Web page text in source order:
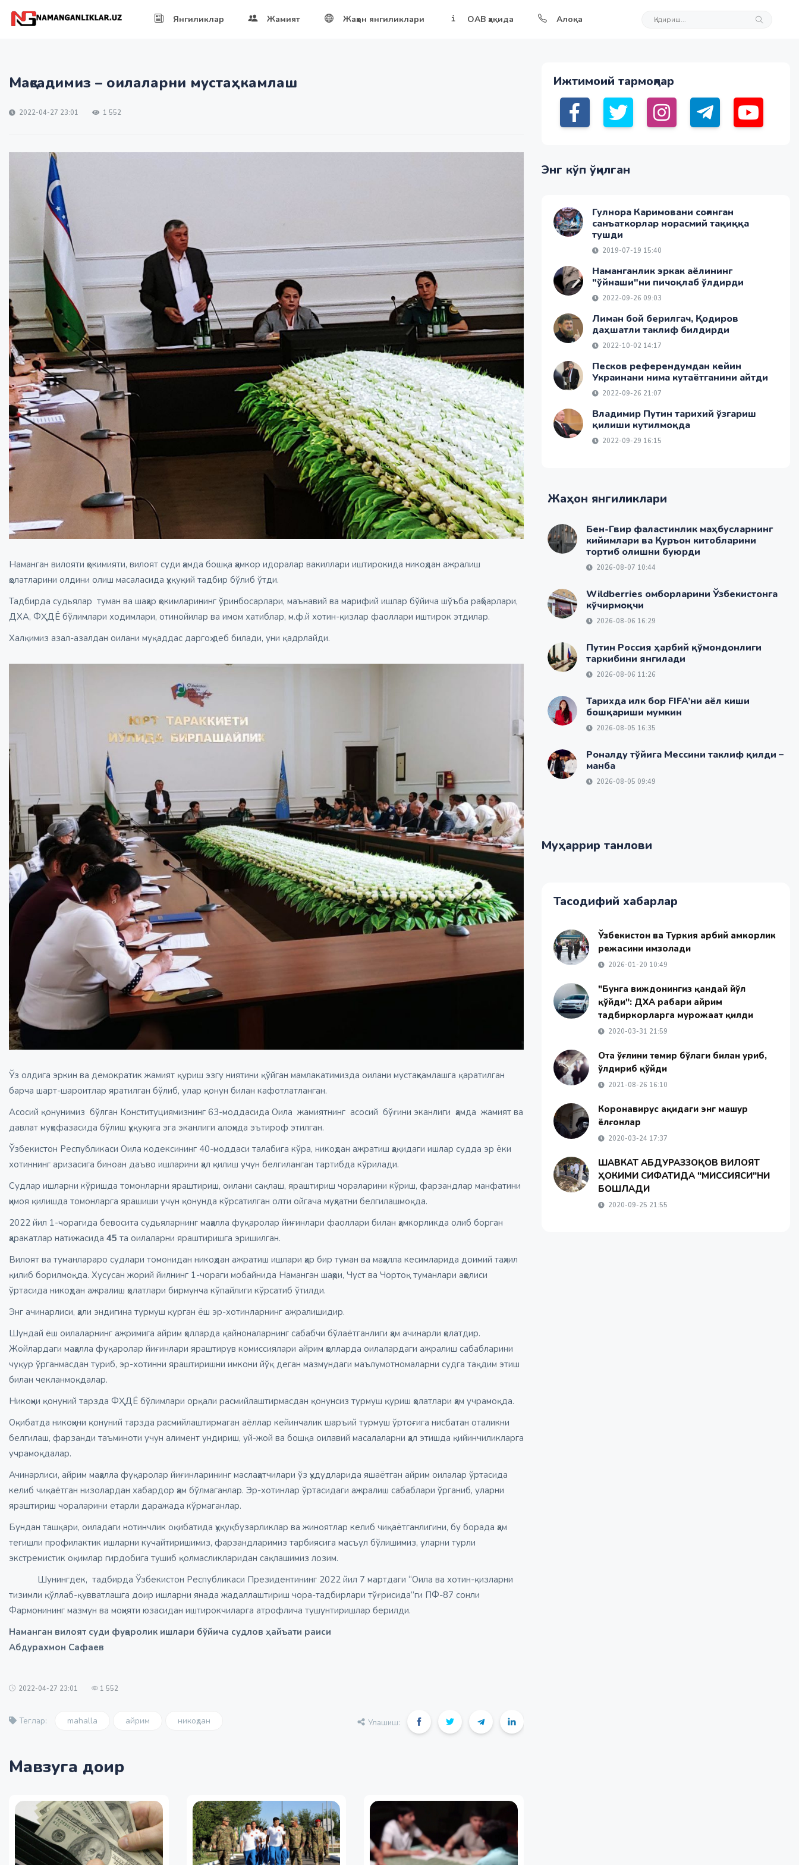
Янгиликлар Жамият Жаҳон янгиликлари ОАВ ҳақида Алоқа
Мақсадимиз – оилаларни мустаҳкамлаш
2022-04-27 23:01 1 552
Наманган вилояти ҳокимияти, вилоят суди ҳамда бошқа ҳамкор идоралар вакиллари иштирокида никоҳдан ажралиш
ҳолатларини олдини олиш масаласида ҳуқуқий тадбир бўлиб ўтди.
Тадбирда судьялар туман ва шаҳар ҳокимларининг ўринбосарлари, маънавий ва марифий ишлар бўйича шўъба раҳбарлари,
ДХА, ФҲДЁ бўлимлари ходимлари, отинойилар ва имом хатиблар, м.ф.й хотин-қизлар фаоллари иштирок этдилар.
Халқимиз азал-азалдан оилани муқаддас даргоҳ деб билади, уни қадрлайди.
Ўз олдига эркин ва демократик жамият қуриш эзгу ниятини қўйган мамлакатимизда оилани мустаҳкамлашга қаратилган
барча шарт-шароитлар яратилган бўлиб, улар қонун билан кафотлатланган.
Асосий қонунимиз бўлган Конституциямизнинг 63-моддасида Оила жамиятнинг асосий бўғини эканлиги ҳамда жамият ва
давлат муҳофазасида бўлиш ҳуқуқига эга эканлиги алоҳида эътироф этилган.
Ўзбекистон Республикаси Оила кодексининг 40-моддаси талабига кўра, никоҳдан ажратиш ҳақидаги ишлар судда эр ёки
хотиннинг аризасига биноан даъво ишларини ҳал қилиш учун белгиланган тартибда кўрилади.
Судлар ишларни кўришда томонларни яраштириш, оилани сақлаш, яраштириш чораларини кўриш, фарзандлар манфатини
ҳимоя қилишда томонларга ярашиши учун қонунда кўрсатилган олти ойгача муҳлатни белгилашмоқда.
2022 йил 1-чорагида бевосита судьяларнинг маҳалла фуқаролар йиғинлари фаоллари билан ҳамкорликда олиб борган
ҳаракатлар натижасида 45 та оилаларни яраштиришга эришилган.
Вилоят ва туманлараро судлари томонидан никоҳдан ажратиш ишлари ҳар бир туман ва маҳалла кесимларида доимий таҳлил
қилиб борилмоқда. Хусусан жорий йилнинг 1-чораги мобайнида Наманган шаҳри, Чуст ва Чортоқ туманлари аҳолиси
ўртасида никоҳдан ажралиш ҳолатлари бирмунча кўпайлиги кўрсатиб ўтилди.
Энг ачинарлиси, ҳали эндигина турмуш қурган ёш эр-хотинларнинг ажралишидир.
Шундай ёш оилаларнинг ажримига айрим ҳолларда қайноналарнинг сабабчи бўлаётганлиги ҳам ачинарли ҳолатдир.
Жойлардаги маҳалла фуқаролар йиғинлари яраштирув комиссиялари айрим ҳолларда оилалардаги ажралиш сабабларини
чуқур ўрганмасдан туриб, эр-хотинни яраштиришни имкони йўқ деган мазмундаги маълумотномаларни судга тақдим этиш
билан чекланмоқдалар.
Никоҳни қонуний тарзда ФҲДЁ бўлимлари орқали расмийлаштирмасдан қонунсиз турмуш қуриш ҳолатлари ҳам учрамоқда.
Оқибатда никоҳини қонуний тарзда расмийлаштирмаган аёллар кейинчалик шаръий турмуш ўртоғига нисбатан оталикни
белгилаш, фарзанди таъминоти учун алимент ундириш, уй-жой ва бошқа оилавий масалаларни ҳал этишда қийинчиликларга
учрамоқдалар.
Ачинарлиси, айрим маҳалла фуқаролар йиғинларининг маслаҳатчилари ўз ҳудудларида яшаётган айрим оилалар ўртасида
келиб чиқаётган низолардан хабардор ҳам бўлмаганлар. Эр-хотинлар ўртасидаги ажралиш сабаблари ўрганиб, уларни
яраштириш чораларини етарли даражада кўрмаганлар.
Бундан ташқари, оиладаги нотинчлик оқибатида ҳуқуқбузарликлар ва жиноятлар келиб чиқаётганлигини, бу борада ҳам
тегишли профилактик ишларни кучайтиришимиз, фарзандларимиз тарбиясига масъул бўлишимиз, уларни турли
экстремистик оқимлар гирдобига тушиб қолмасликларидан сақлашимиз лозим.
Шунингдек, тадбирда Ўзбекистон Республикаси Президентининг 2022 йил 7 мартдаги “Оила ва хотин-қизларни
тизимли қўллаб-қувватлашга доир ишларни янада жадаллаштириш чора-тадбирлари тўғрисида”ги ПФ-87 сонли
Фармонининг мазмун ва моҳияти юзасидан иштирокчиларга атрофлича тушунтиришлар берилди.
Наманган вилоят суди фуқаролик ишлари бўйича судлов ҳайъати раиси
Абдурахмон Сафаев
2022-04-27 23:01 1 552
Теглар: mahalla айрим никоҳдан Улашиш:
Мавзуга доир
Ижтимоий тармоқлар
Энг кўп ўқилган
Гулнора Каримовани соғинган
санъаткорлар норасмий тақиққа
тушди
2019-07-19 15:40
Наманганлик эркак аёлининг
"ўйнаши"ни пичоқлаб ўлдирди
2022-09-26 09:03
Лиман бой берилгач, Қодиров
даҳшатли таклиф билдирди
2022-10-02 14:17
Песков референдумдан кейин
Украинани нима кутаётганини айтди
2022-09-26 21:07
Владимир Путин тарихий ўзгариш
қилиши кутилмоқда
2022-09-29 16:15
Жаҳон янгиликлари
Бен-Гвир фаластинлик маҳбусларнинг
кийимлари ва Қуръон китобларини
тортиб олишни буюрди
2026-08-07 10:44
Wildberries омборларини Ўзбекистонга
кўчирмоқчи
2026-08-06 16:29
Путин Россия ҳарбий қўмондонлиги
таркибини янгилади
2026-08-06 11:26
Тарихда илк бор FIFA’ни аёл киши
бошқариши мумкин
2026-08-05 16:35
Роналду тўйига Мессини таклиф қилди –
манба
2026-08-05 09:49
Муҳаррир танлови
Тасодифий хабарлар
Ўзбекистон ва Туркия ҳарбий ҳамкорлик
режасини имзолади
2026-01-20 10:49
"Бунга виждонингиз қандай йўл
қўйди": ДХА раҳбари айрим
тадбиркорларга мурожаат қилди
2020-03-31 21:59
Oта ўғлини темир бўлаги билан уриб,
ўлдириб қўйди
2021-08-26 16:10
Коронавирус ҳақидаги энг машҳур
ёлғонлар
2020-03-24 17:37
ШАВКАТ АБДУРАЗЗОҚОВ ВИЛОЯТ
ҲОКИМИ СИФАТИДА "МИССИЯСИ"НИ
БОШЛАДИ
2020-09-25 21:55